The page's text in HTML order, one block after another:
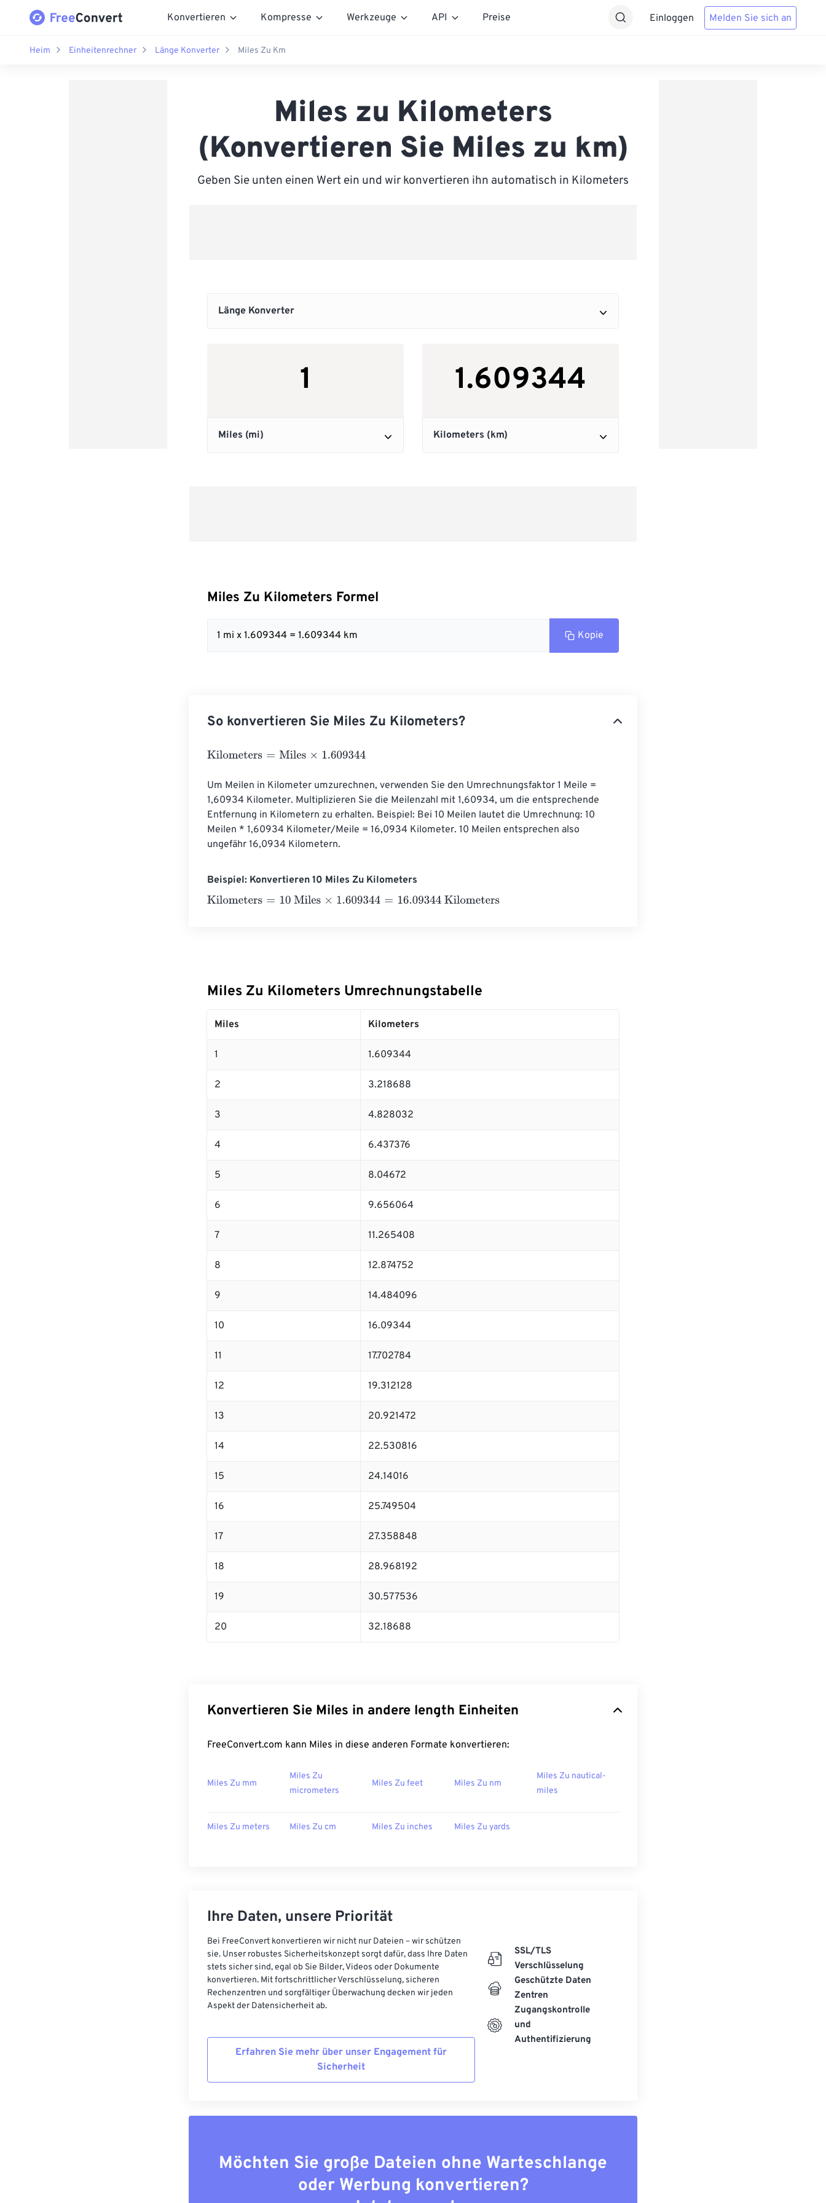
Konvertieren Kompresse Werkzeuge API Preise Einloggen Melden Sie sich an
Heim Einheitenrechner Länge Konverter Miles Zu Km
Miles zu Kilometers
(Konvertieren Sie Miles zu km)
Geben Sie unten einen Wert ein und wir konvertieren ihn automatisch in Kilometers
Miles Zu Kilometers Formel
1 mi x 1.609344 = 1.609344 km Kopie
So konvertieren Sie Miles Zu Kilometers?
Kilometers= Miles×1.609344
Um Meilen in Kilometer umzurechnen, verwenden Sie den Umrechnungsfaktor 1 Meile =
1,60934 Kilometer. Multiplizieren Sie die Meilenzahl mit 1,60934, um die entsprechende
Entfernung in Kilometern zu erhalten. Beispiel: Bei 10 Meilen lautet die Umrechnung: 10
Meilen * 1,60934 Kilometer/Meile = 16,0934 Kilometer. 10 Meilen entsprechen also
ungefähr 16,0934 Kilometern.
Beispiel: Konvertieren 10 Miles Zu Kilometers
Kilometers= 10 Miles×1.609344=16.09344 Kilometers
Miles Zu Kilometers Umrechnungstabelle
Miles Kilometers
1 1.609344
2 3.218688
3 4.828032
4 6.437376
5 8.04672
6 9.656064
7 11.265408
8 12.874752
9 14.484096
10 16.09344
11 17.702784
12 19.312128
13 20.921472
14 22.530816
15 24.14016
16 25.749504
17 27.358848
18 28.968192
19 30.577536
20 32.18688
Konvertieren Sie Miles in andere length Einheiten
FreeConvert.com kann Miles in diese anderen Formate konvertieren:
Miles Zu mm
Miles Zu
micrometers
Miles Zu feet Miles Zu nm
Miles Zu nautical-
miles
Miles Zu meters Miles Zu cm Miles Zu inches Miles Zu yards
Ihre Daten, unsere Priorität
Bei FreeConvert konvertieren wir nicht nur Dateien – wir schützen
sie. Unser robustes Sicherheitskonzept sorgt dafür, dass Ihre Daten
stets sicher sind, egal ob Sie Bilder, Videos oder Dokumente
konvertieren. Mit fortschrittlicher Verschlüsselung, sicheren
Rechenzentren und sorgfältiger Überwachung decken wir jeden
Aspekt der Datensicherheit ab.
Erfahren Sie mehr über unser Engagement für
Sicherheit
SSL/TLS
Verschlüsselung
Geschützte Daten
Zentren
Zugangskontrolle
und
Authentifizierung
Möchten Sie große Dateien ohne Warteschlange
oder Werbung konvertieren?